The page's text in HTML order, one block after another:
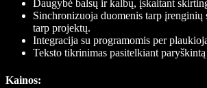
Daugybė balsų ir kalbų, įskaitant
Sinchronizuoja duomenis tarp įrenginių
tarp projektų.
Integracija su programomis per
Teksto tikrinimas pasitelkiant
Kainos: